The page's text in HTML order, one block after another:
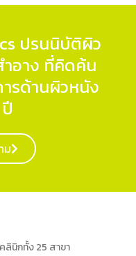
ปรนนิบัติผิว
อาง ที่คิดค้น
รด้านผิวหนัง
ม
ลินิกทั้ง 25 สาขา